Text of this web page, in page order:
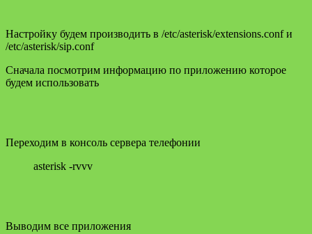
Настройку будем производить в /etc/asterisk/extensions.conf и
/etc/asterisk/sip.conf
Сначала посмотрим информацию по приложению которое
будем использовать
Переходим в консоль сервера телефонии
asterisk -rvvv
Выводим все приложения